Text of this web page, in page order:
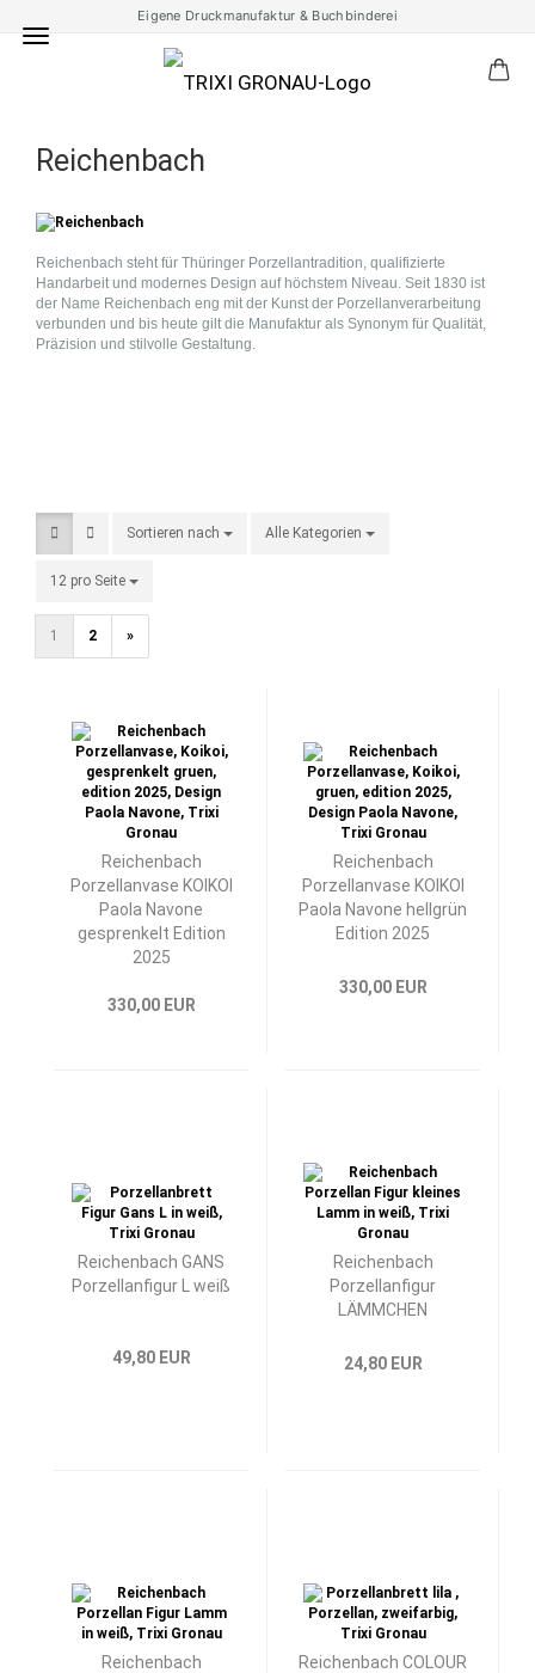
Eigene Druckmanufaktur & Buchbinderei
Reichenbach
Reichenbach steht für Thüringer Porzellantradition, qualifizierte
Handarbeit und modernes Design auf höchstem Niveau. Seit 1830 ist
der Name Reichenbach eng mit der Kunst der Porzellanverarbeitung
verbunden und bis heute gilt die Manufaktur als Synonym für Qualität,
Präzision und stilvolle Gestaltung.
Sortieren nach
Sortieren nach Alle Kategorien
pro Seite
12 pro Seite
pro Seite
1 2 »
Reichenbach
Porzellanvase KOIKOI
Paola Navone
gesprenkelt Edition
2025
330,00 EUR
Reichenbach
Porzellanvase KOIKOI
Paola Navone hellgrün
Edition 2025
330,00 EUR
Reichenbach GANS
Porzellanfigur L weiß
49,80 EUR
Reichenbach
Porzellanfigur
LÄMMCHEN
24,80 EUR
Reichenbach
Reichenbach COLOUR